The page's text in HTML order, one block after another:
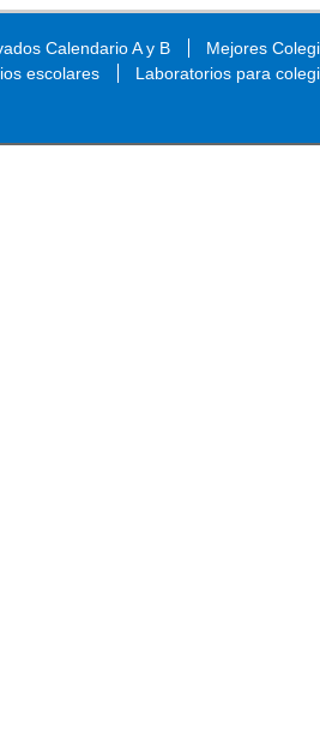
Calendario A y B
Mejores
escolares
Laboratorios para